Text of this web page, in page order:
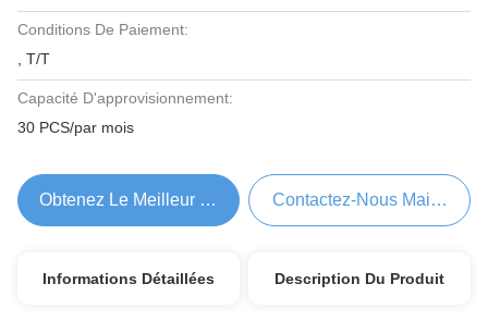
Conditions De Paiement:
, T/T
Capacité D'approvisionnement:
30 PCS/par mois
Obtenez Le Meilleur Prix Contactez-Nous Maintenant
Informations Détaillées Description Du Produit